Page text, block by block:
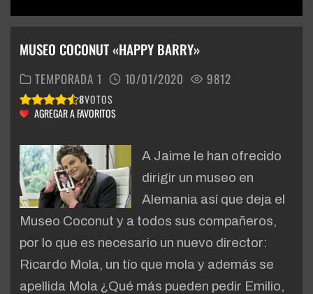
MUSEO COCONUT «HAPPY BARRY»
TEMPORADA 1 10/01/2020 9812
8VOTOS
AGREGAR A FAVORITOS
A Jaime le han ofrecido
dirigir un museo en
Alemania así que deja el
Museo Coconut y a todos sus compañeros,
por lo que es necesario un nuevo director:
Ricardo Mola, un tío que mola y además se
apellida Mola ¿Qué más pueden pedir Emilio,